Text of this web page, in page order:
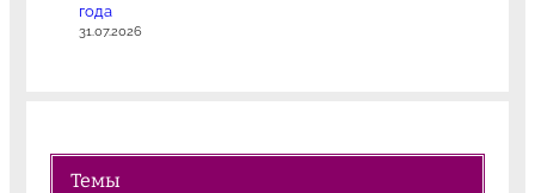
года
31.07.2026
Темы